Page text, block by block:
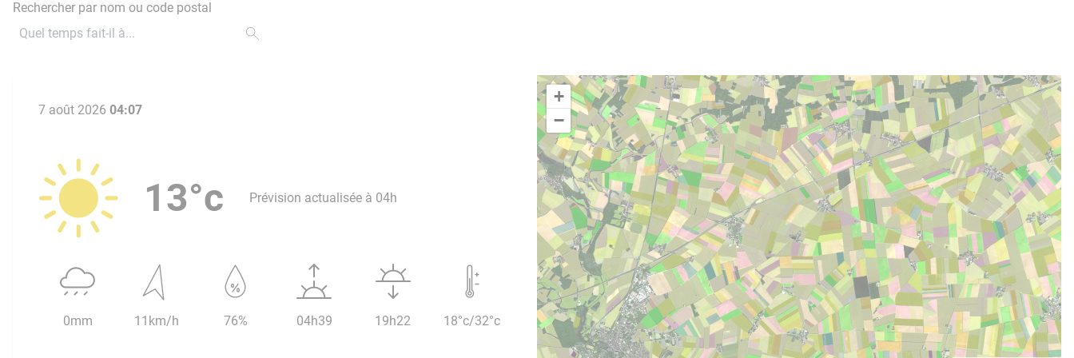
Rechercher par nom ou code postal
+
−
7 août 2026 04:07
13°c Prévision actualisée à 04h
0mm 11km/h 76% 04h39 19h22 18°c/32°c